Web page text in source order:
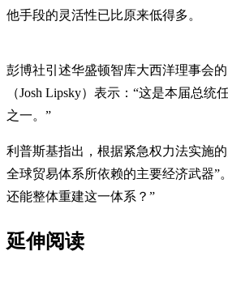
他手段的灵活性已比原来低得多。
彭博社引述华盛顿智库大西洋理事会
（Josh Lipsky）表示：“这是本届总统
之一。”
利普斯基指出，根据紧急权力法实施
全球贸易体系所依赖的主要经济武器”
还能整体重建这一体系？”
延伸阅读